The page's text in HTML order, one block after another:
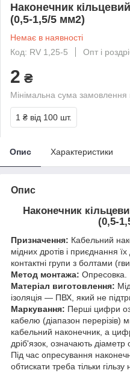
Наконечник
(0,5-1,5/5 мм2)
Немає в наявності
Код: RV 1,25-5
Опт і
2 ₴
Мінімальна сума
1 ₴ від 100 шт.
Опис Характеристики
Опис
Наконечник
(0,5-
Призначення: Кабельний
мідних дротів і приєднання
контактні групи з болтами
Метод монтажа: Опресовка.
Матеріал виготовлення:
ізоляція — ПВХ, який не
Маркування: Перші цифри
кабелю (діапазон
кабельний наконечник, а
дріб'язок, означають діаметр
Під час опресування
обтискати треба тільки